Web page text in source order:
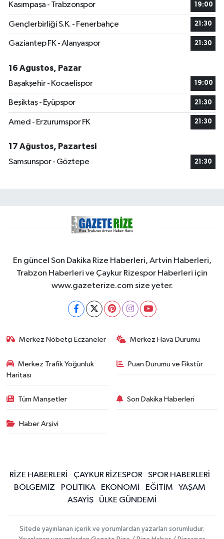
Kasımpaşa - Trabzonspor 19:00
Gençlerbirliği S.K. - Fenerbahçe 21:30
Gaziantep FK - Alanyaspor 21:30
16 Ağustos, Pazar
Başakşehir - Kocaelispor
19:00
Beşiktaş - Eyüpspor 21:30
Amed - Erzurumspor FK 21:30
17 Ağustos, Pazartesi
Samsunspor - Göztepe
21:30
En güncel Son Dakika Rize Haberleri, Artvin Haberleri,
Trabzon Haberleri ve Çaykur Rizespor Haberleri için
www.gazeterize.com size yeter.
Merkez Nöbetçi Eczaneler Merkez Hava Durumu
Merkez Trafik Yoğunluk
Haritası
Puan Durumu ve Fikstür
Tüm Manşetler Son Dakika Haberleri
Haber Arşivi
RİZE HABERLERİ ÇAYKUR RİZESPOR
SPOR HABERLERİ
BÖLGEMİZ
POLİTİKA EKONOMİ EĞİTİM
YAŞAM
ASAYİŞ
ÜLKE GÜNDEMİ
Sitede yayınlanan içerik ve yorumlardan yazarları sorumludur.